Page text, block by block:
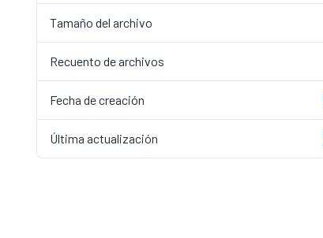
Tamaño del archivo
Recuento de archivos
Fecha de creación
Última actualización